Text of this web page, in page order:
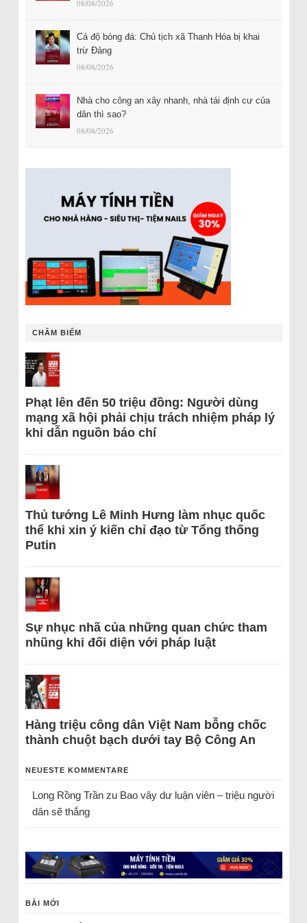
08/08/2026
Cá độ bóng đá: Chủ tịch xã Thanh Hóa bị khai
trừ Đảng
08/08/2026
Nhà cho công an xây nhanh, nhà tái định cư của
dân thì sao?
08/08/2026
CHÂM BIẾM
Phạt lên đến 50 triệu đồng: Người dùng
mạng xã hội phải chịu trách nhiệm pháp lý
khi dẫn nguồn báo chí
Thủ tướng Lê Minh Hưng làm nhục quốc
thể khi xin ý kiến chỉ đạo từ Tổng thống
Putin
Sự nhục nhã của những quan chức tham
nhũng khi đối diện với pháp luật
Hàng triệu công dân Việt Nam bỗng chốc
thành chuột bạch dưới tay Bộ Công An
NEUESTE KOMMENTARE
Long Rồng Trầnzu Bao vây dư luận viên – triệu người
dân sẽ thắng
BÀI MỚI